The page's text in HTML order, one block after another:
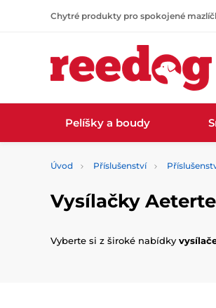
Chytré produkty pro spokojené
Pelíšky a boudy
Úvod Příslušenství
Vysílačky
Vyberte si z široké nabídky